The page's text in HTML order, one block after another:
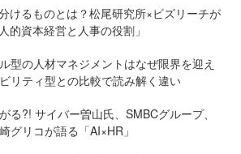
けるものとは？松尾研究所×ビズリーチが
的資本経営と人事の役割」
型の人材マネジメントはなぜ限界を迎え
リティ型との比較で読み解く違い
る?! サイバー曽山氏、SMBCグループ、
グリコが語る「AI×HR」